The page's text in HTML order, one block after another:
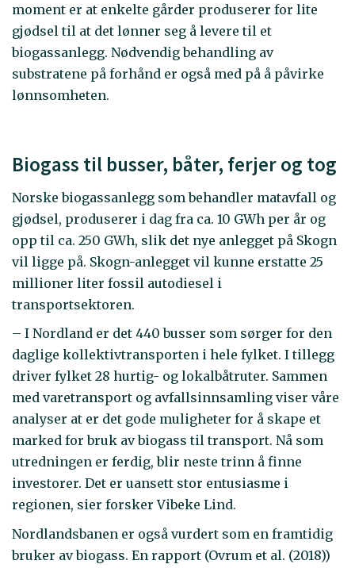
moment er at enkelte gårder produserer for lite
gjødsel til at det lønner seg å levere til et
biogassanlegg. Nødvendig behandling av
substratene på forhånd er også med på å påvirke
lønnsomheten.
Biogass til busser, båter, ferjer og tog
Norske biogassanlegg som behandler matavfall og
gjødsel, produserer i dag fra ca. 10 GWh per år og
opp til ca. 250 GWh, slik det nye anlegget på Skogn
vil ligge på. Skogn-anlegget vil kunne erstatte 25
millioner liter fossil autodiesel i
transportsektoren.
– I Nordland er det 440 busser som sørger for den
daglige kollektivtransporten i hele fylket. I tillegg
driver fylket 28 hurtig- og lokalbåtruter. Sammen
med varetransport og avfallsinnsamling viser våre
analyser at er det gode muligheter for å skape et
marked for bruk av biogass til transport. Nå som
utredningen er ferdig, blir neste trinn å finne
investorer. Det er uansett stor entusiasme i
regionen, sier forsker Vibeke Lind.
Nordlandsbanen er også vurdert som en framtidig
bruker av biogass. En rapport (Ovrum et al. (2018))